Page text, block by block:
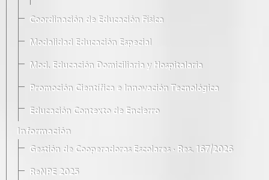
Coordinación de Educación Física
Modalidad Educación Especial
Mod. Educación Domiciliaria y Hospitalaria
Promoción Científica e Innovación Tecnológica
Educación Contexto de Encierro
Información
Gestión de Cooperadoras Escolares · Res. 167/2026
ReNPE 2025